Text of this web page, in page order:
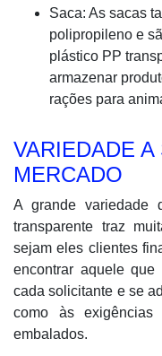
Saca: As sacas
polipropileno e
plástico PP
armazenar
rações para
VARIEDADE
MERCADO
A grande variedade
transparente traz
sejam eles clientes
encontrar aquele
cada solicitante e se
como às
embalados.